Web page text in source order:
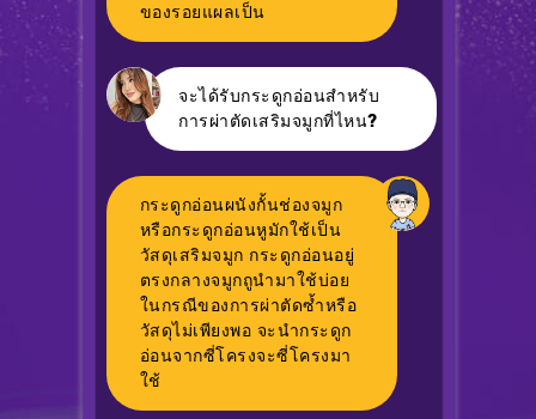
ของรอยแผลเป็น
จะได้รับกระดูกอ่อนสำหรับ
การผ่าตัดเสริมจมูกที่ไหน?
กระดูกอ่อนผนังกั้นช่องจมูก
หรือกระดูกอ่อนหูมักใช้เป็น
วัสดุเสริมจมูก กระดูกอ่อนอยู่
ตรงกลางจมูกถูนำมาใช้บ่อย
ในกรณีของการผ่าตัดซ้ำหรือ
วัสดุไม่เพียงพอ จะนำกระดูก
อ่อนจากซี่โครงจะซี่โครงมา
ใช้